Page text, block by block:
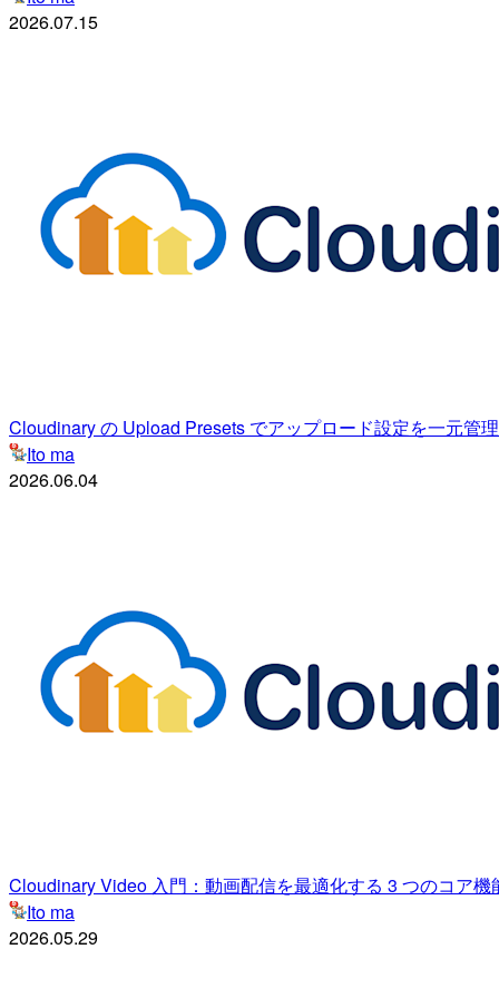
2026.07.15
Cloudinary の Upload Presets でアップロード設定を一元管
Ito ma
2026.06.04
Cloudinary Video 入門：動画配信を最適化する 3 つのコア機
Ito ma
2026.05.29